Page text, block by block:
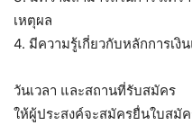
เหตุผล
4. มีความรู้เกี่ยวกับหลักการเ
วันเวลา และสถานที่รับสมัคร
ให้ผู้ประสงค์จะสมัครยื่นใบสมั